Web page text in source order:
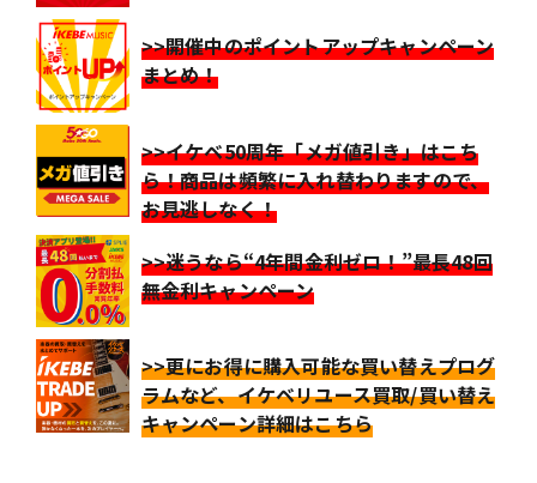
>>開催中のポイントアップキャンペーン
まとめ！
>>イケベ50周年「メガ値引き」はこち
ら！商品は頻繁に入れ替わりますので、
お見逃しなく！
>>迷うなら“4年間金利ゼロ！”最長48回
無金利キャンペーン
>>更にお得に購入可能な買い替えプログ
ラムなど、イケベリユース買取/買い替え
キャンペーン詳細はこちら